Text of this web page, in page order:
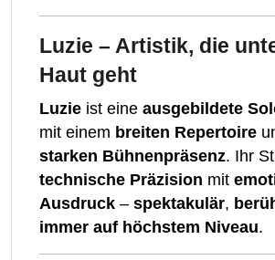
Luzie – Artistik, die
Haut geht
Luzie ist eine ausgebildete
mit einem breiten Repertoire
starken Bühnenpräsenz. Ihr
technische Präzision mit
Ausdruck – spektakulär,
immer auf höchstem Niveau.